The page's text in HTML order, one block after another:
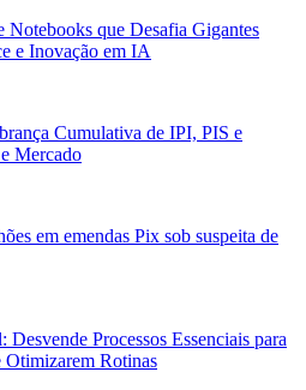
que Desafia Gigantes
e Inovação em IA
Cumulativa de IPI, PIS e
Mercado
em emendas Pix sob suspeita de
Processos Essenciais para
Rotinas